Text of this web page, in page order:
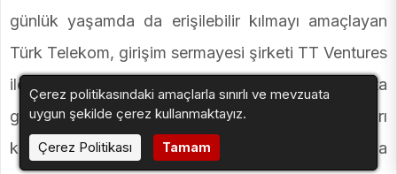
günlük yaşamda da erişilebilir kılmayı amaçlayan
Türk Telekom, girişim sermayesi şirketi TT Ventures
ile E4 Şarj – Elektrikli Araç Şarj Ağı projesini hayata
geçirdi. Türkiye’nin dört bir yanında şarj istasyonları
kuran Türk Telekom, elektrikli araç kullanıcılarına
Çerez politikasındaki amaçlarla sınırlı ve mevzuata
uygun şekilde çerez kullanmaktayız.
Çerez Politikası
Tamam